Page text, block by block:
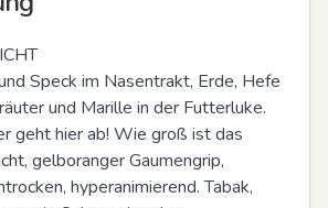
Speck im Nasentrakt, Erde, Hefe
und Marille in der Futterluke.
geht hier ab! Wie groß ist das
gelboranger Gaumengrip,
hyperanimierend. Tabak,